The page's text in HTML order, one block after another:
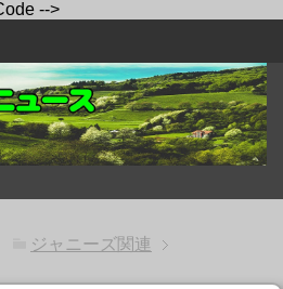
-->
ジャニーズ関連